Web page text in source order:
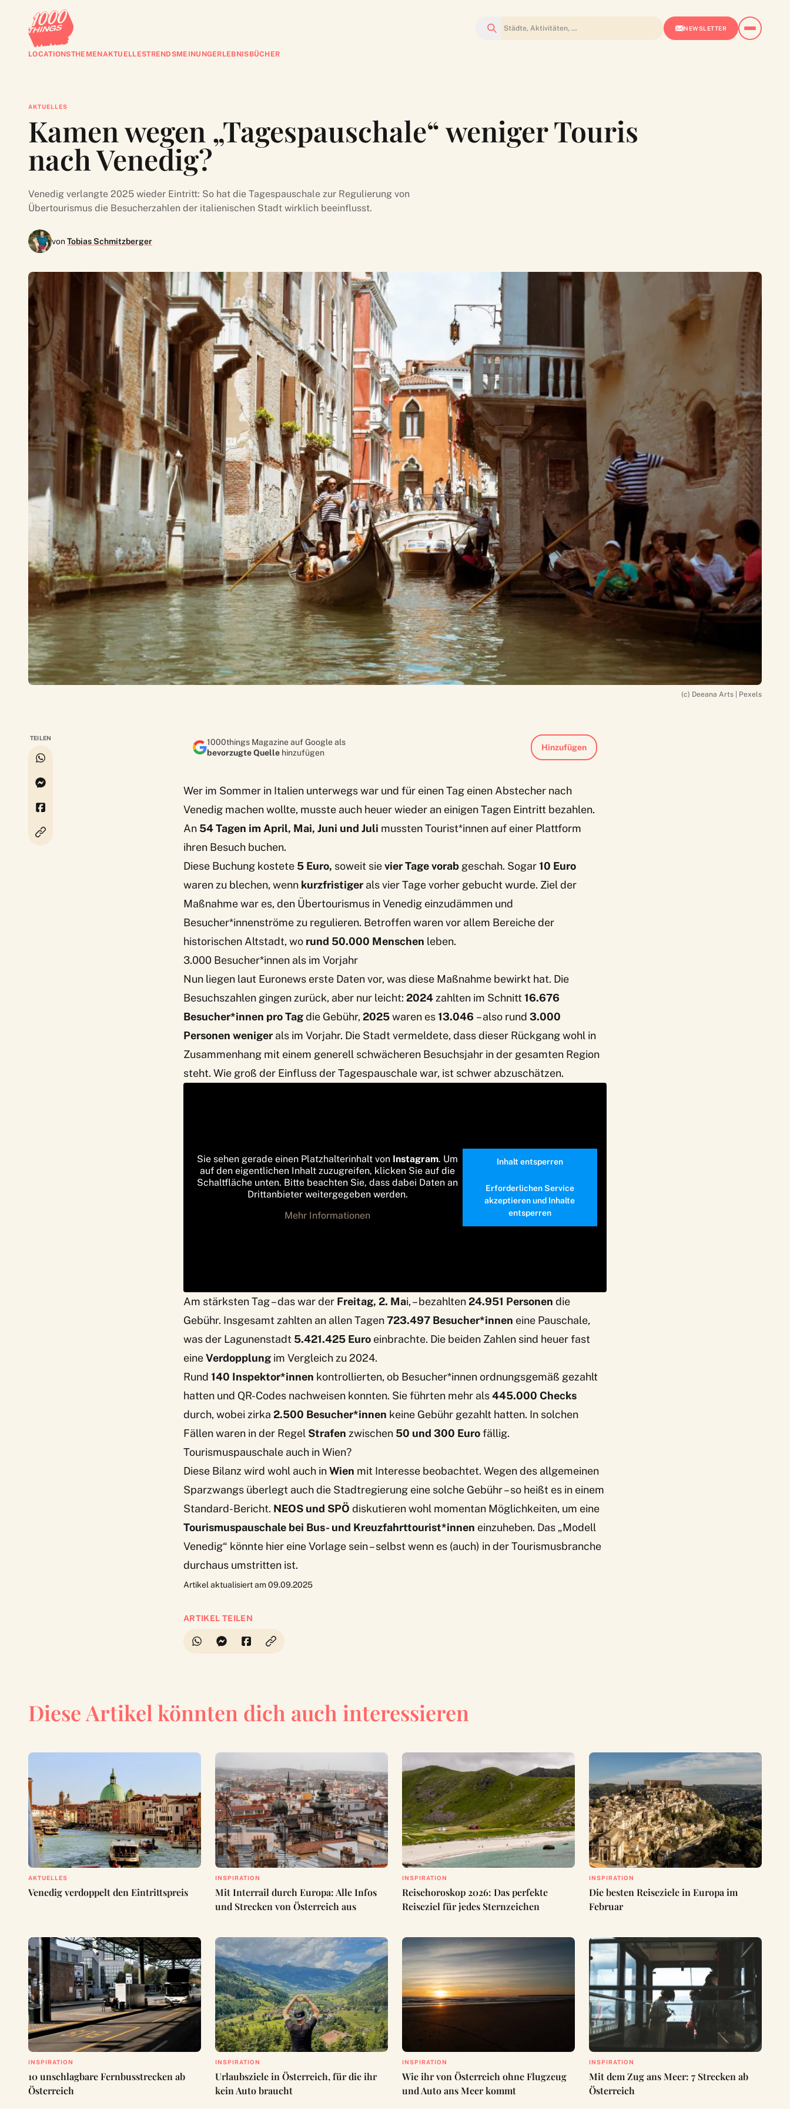
Suchen NEWSLETTER
LOCATIONSTHEMENAKTUELLESTRENDSMEINUNGERLEBNISBÜCHER
AKTUELLES
Kamen wegen „Tagespauschale“ weniger Touris
nach Venedig?
Venedig verlangte 2025 wieder Eintritt: So hat die Tagespauschale zur Regulierung von
Übertourismus die Besucherzahlen der italienischen Stadt wirklich beeinflusst.
vonTobias Schmitzberger
(c) Deeana Arts | Pexels
TEILEN
1000things Magazine auf Google als
bevorzugte Quelle hinzufügen
Hinzufügen
Wer im Sommer in Italien unterwegs war und für einen Tag einen Abstecher nach
Venedig machen wollte, musste auch heuer wieder an einigen Tagen Eintritt bezahlen.
An 54 Tagen im April, Mai, Juni und Juli mussten Tourist*innen auf einer Plattform
ihren Besuch buchen.
Diese Buchung kostete 5 Euro, soweit sievier Tage vorab geschah. Sogar10 Euro
waren zu blechen, wenn kurzfristiger als vier Tage vorher gebucht wurde. Ziel der
Maßnahme war es, den Übertourismus in Venedig einzudämmen und
Besucher*innenströme zu regulieren. Betroffen waren vor allem Bereiche der
historischen Altstadt, wo rund 50.000 Menschen leben.
3.000 Besucher*innen als im Vorjahr
Nun liegen laut Euronews erste Daten vor, was diese Maßnahme bewirkt hat. Die
Besuchszahlen gingen zurück, aber nur leicht: 2024 zahlten im Schnitt 16.676
Besucher*innen pro Tagdie Gebühr, 2025waren es13.046 – also rund 3.000
Personen weniger als im Vorjahr. Die Stadt vermeldete, dass dieser Rückgang wohl in
Zusammenhang mit einem generell schwächeren Besuchsjahr in der gesamten Region
steht. Wie groß der Einfluss der Tagespauschale war, ist schwer abzuschätzen.
Sie sehen gerade einen Platzhalterinhalt von Instagram. Um
auf den eigentlichen Inhalt zuzugreifen, klicken Sie auf die
Schaltfläche unten. Bitte beachten Sie, dass dabei Daten an
Drittanbieter weitergegeben werden.
Mehr Informationen
Inhalt entsperren
Erforderlichen Service
akzeptieren und Inhalte
entsperren
Am stärksten Tag – das war der Freitag, 2. Mai, – bezahlten24.951 Personen die
Gebühr. Insgesamt zahlten an allen Tagen723.497 Besucher*innen eine Pauschale,
was der Lagunenstadt 5.421.425 Euro einbrachte. Die beiden Zahlen sind heuer fast
eineVerdopplung im Vergleich zu 2024.
Rund 140 Inspektor*innen kontrollierten, ob Besucher*innen ordnungsgemäß gezahlt
hatten und QR-Codes nachweisen konnten. Sie führten mehr als445.000 Checks
durch, wobei zirka 2.500 Besucher*innen keine Gebühr gezahlt hatten. In solchen
Fällen waren in der Regel Strafen zwischen 50 und 300 Eurofällig.
Tourismuspauschale auch in Wien?
Diese Bilanz wird wohl auch inWien mit Interesse beobachtet. Wegen des allgemeinen
Sparzwangs überlegt auch die Stadtregierung eine solche Gebühr – so heißt es in einem
Standard-Bericht. NEOS und SPÖ diskutieren wohl momentan Möglichkeiten, um eine
Tourismuspauschale bei Bus- und Kreuzfahrttourist*innen einzuheben. Das „Modell
Venedig“ könnte hier eine Vorlage sein – selbst wenn es (auch) in der Tourismusbranche
durchaus umstritten ist.
Artikel aktualisiert am 09.09.2025
ARTIKEL TEILEN
Diese Artikel könnten dich auch interessieren
AKTUELLES
Venedig verdoppelt den Eintrittspreis
INSPIRATION
Mit Interrail durch Europa: Alle Infos
und Strecken von Österreich aus
INSPIRATION
Reisehoroskop 2026: Das perfekte
Reiseziel für jedes Sternzeichen
INSPIRATION
Die besten Reiseziele in Europa im
Februar
INSPIRATION
10 unschlagbare Fernbusstrecken ab
Österreich
INSPIRATION
Urlaubsziele in Österreich, für die ihr
kein Auto braucht
INSPIRATION
Wie ihr von Österreich ohne Flugzeug
und Auto ans Meer kommt
INSPIRATION
Mit dem Zug ans Meer: 7 Strecken ab
Österreich